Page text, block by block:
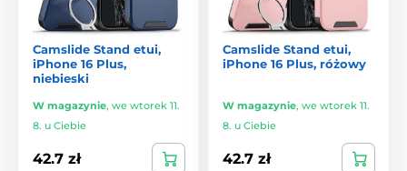
Camslide Stand etui,
iPhone 16 Plus,
niebieski
W magazynie, we wtorek 11.
8. u Ciebie
42.7 zł
Camslide Stand etui,
iPhone 16 Plus, różowy
W magazynie, we wtorek 11.
8. u Ciebie
42.7 zł